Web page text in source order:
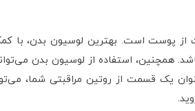
پوست است. بهترین لوسیون بدن، با
همچنین، استفاده از لوسیون بدن
یک قسمت از روتین مراقبتی شما،